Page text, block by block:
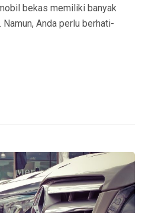
bekas memiliki banyak
Anda perlu berhati-